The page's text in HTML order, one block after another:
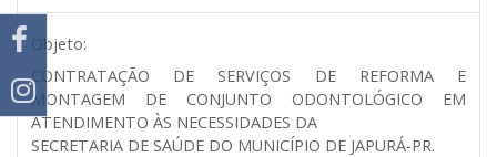
Objeto:
CONTRATAÇÃO DE SERVIÇOS DE REFORMA E
MONTAGEM DE CONJUNTO ODONTOLÓGICO EM
ATENDIMENTO ÀS NECESSIDADES DA
SECRETARIA DE SAÚDE DO MUNICÍPIO DE JAPURÁ-PR.